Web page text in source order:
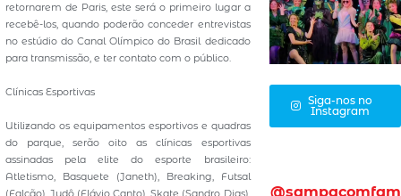
retornarem de Paris, este será o primeiro lugar a
recebê-los, quando poderão conceder entrevistas
no estúdio do Canal Olímpico do Brasil dedicado
para transmissão, e ter contato com o público.
Clínicas Esportivas
Utilizando os equipamentos esportivos e quadras
do parque, serão oito as clínicas esportivas
assinadas pela elite do esporte brasileiro:
Atletismo, Basquete (Janeth), Breaking, Futsal
Siga-nos no
Instagram
@sampacomfam